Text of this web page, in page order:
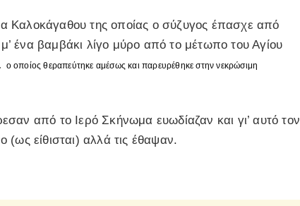
Καλοκάγαθου της οποίας ο σύζυγος έπασχε από
ένα βαμβάκι λίγο μύρο από το μέτωπο του Αγίου
ο οποίος θεραπεύτηκε αμέσως και παρευρέθηκε στην νεκρώσιμη
από το Ιερό Σκήνωμα ευωδίαζαν και γι’ αυτό τον
(ως είθισται) αλλά τις έθαψαν.